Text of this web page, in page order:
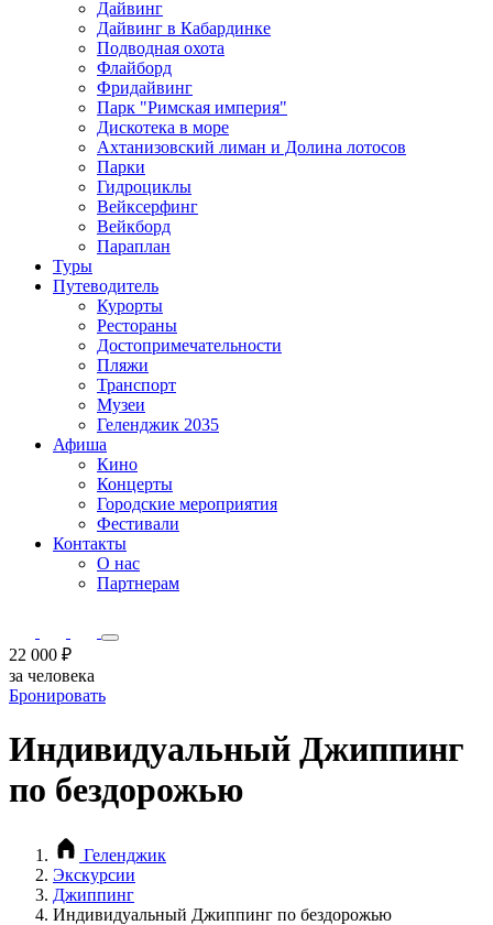
Дайвинг
Дайвинг в Кабардинке
Подводная охота
Флайборд
Фридайвинг
Парк "Римская империя"
Дискотека в море
Ахтанизовский лиман и Долина лотосов
Парки
Гидроциклы
Вейксерфинг
Вейкборд
Параплан
Туры
Путеводитель
Курорты
Рестораны
Достопримечательности
Пляжи
Транспорт
Музеи
Геленджик 2035
Афиша
Кино
Концерты
Городские мероприятия
Фестивали
Контакты
О нас
Партнерам
22 000 ₽
за человека
Бронировать
Индивидуальный Джиппинг
по бездорожью
Геленджик
Экскурсии
Джиппинг
Индивидуальный Джиппинг по бездорожью